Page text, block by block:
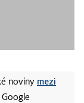
noviny mezi
Google